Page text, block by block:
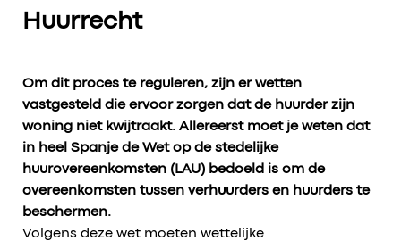
Huurrecht
Om dit proces te reguleren, zijn er wetten
vastgesteld die ervoor zorgen dat de huurder zijn
woning niet kwijtraakt. Allereerst moet je weten dat
in heel Spanje de Wet op de stedelijke
huurovereenkomsten (LAU) bedoeld is om de
overeenkomsten tussen verhuurders en huurders te
beschermen.
Volgens deze wet moeten wettelijke